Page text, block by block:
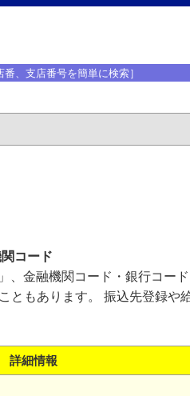
、支店番号を簡単に検索］
コード
、金融機関コード・銀行コー
ともあります。 振込先登録や
詳細情報